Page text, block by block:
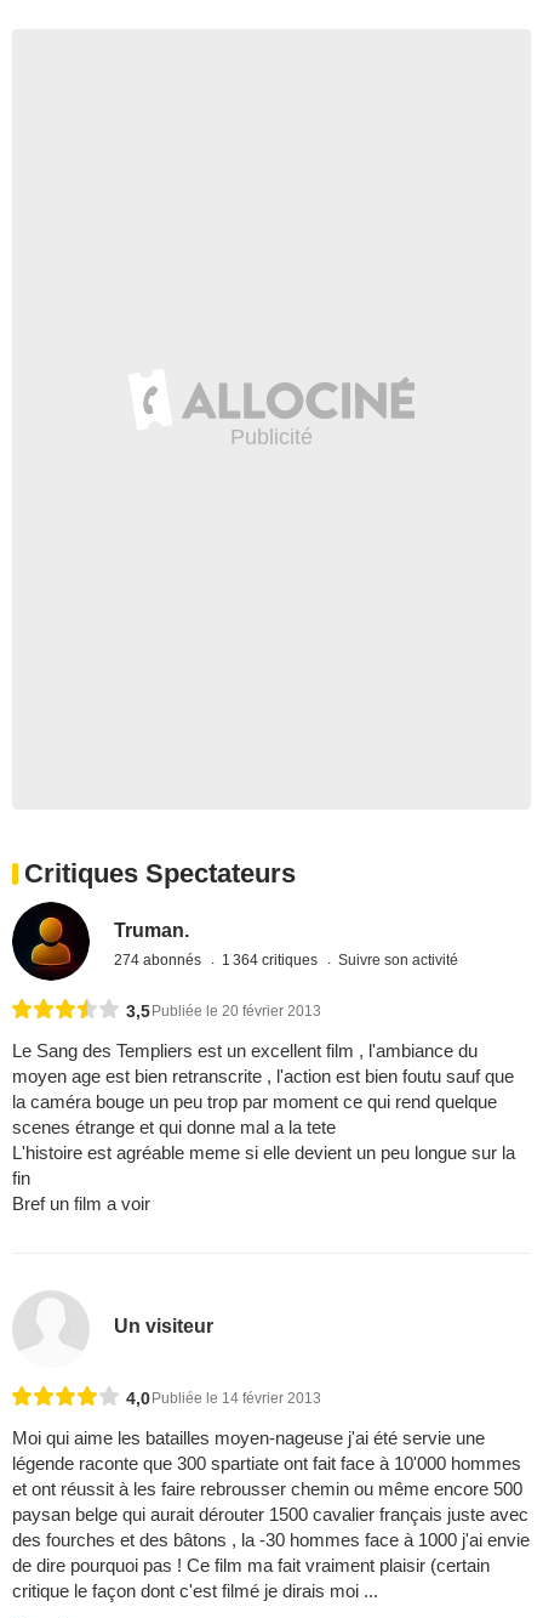
Critiques Spectateurs
Truman.
274 abonnés 1 364 critiques Suivre son activité
3,5Publiée le 20 février 2013
Le Sang des Templiers est un excellent film , l'ambiance du
moyen age est bien retranscrite , l'action est bien foutu sauf que
la caméra bouge un peu trop par moment ce qui rend quelque
scenes étrange et qui donne mal a la tete
L'histoire est agréable meme si elle devient un peu longue sur la
fin
Bref un film a voir
Un visiteur
4,0 Publiée le 14 février 2013
Moi qui aime les batailles moyen-nageuse j'ai été servie une
légende raconte que 300 spartiate ont fait face à 10'000 hommes
et ont réussit à les faire rebrousser chemin ou même encore 500
paysan belge qui aurait dérouter 1500 cavalier français juste avec
des fourches et des bâtons , la -30 hommes face à 1000 j'ai envie
de dire pourquoi pas ! Ce film ma fait vraiment plaisir (certain
critique le façon dont c'est filmé je dirais moi ...